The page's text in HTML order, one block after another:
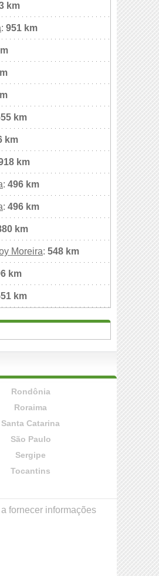
km
: 951 km
km
km
km
: 496 km
: 496 km
km
Moreira: 548 km
km
km
Rondônia
Roraima
Santa Catarina
São Paulo
Sergipe
Tocantins
fornecer informações